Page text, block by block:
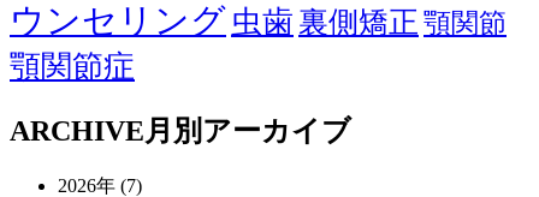
ウンセリング 虫歯 裏側矯正 顎関節
顎関節症
ARCHIVE月別アーカイブ
2026年 (7)